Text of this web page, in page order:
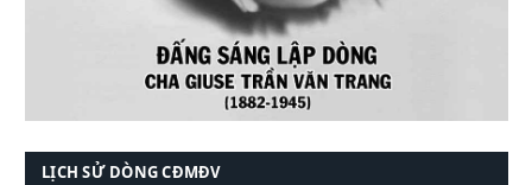
LỊCH SỬ DÒNG CĐMĐV